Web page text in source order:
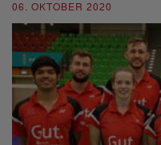
06. OKTOBER 2020